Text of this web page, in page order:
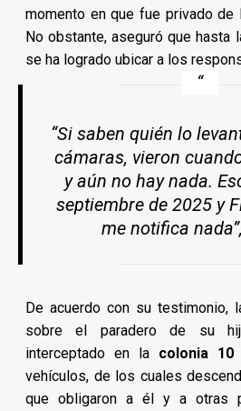
momento en que fue privado de
No obstante, aseguró que hasta
se ha logrado ubicar a los
“Si saben quién lo
cámaras, vieron
y aún no hay nada.
septiembre de 2025 y
me notifica
De acuerdo con su testimonio,
sobre el paradero de su
interceptado en la colonia 10
vehículos, de los cuales
que obligaron a él y a otras